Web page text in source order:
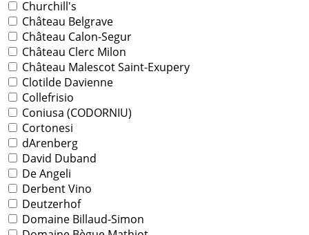
Churchill's
Château Belgrave
Château Calon-Segur
Château Clerc Milon
Château Malescot Saint-Exupery
Clotilde Davienne
Collefrisio
Coniusa (CODORNIU)
Cortonesi
dArenberg
David Duband
De Angeli
Derbent Vino
Deutzerhof
Domaine Billaud-Simon